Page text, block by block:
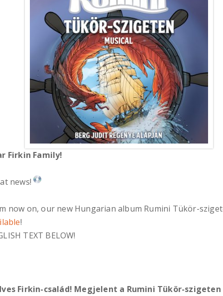
Firkin Family!
news!
now on, our new Hungarian album Rumini Tükör-
!
TEXT BELOW!
Firkin-család! Megjelent a Rumini Tükör-